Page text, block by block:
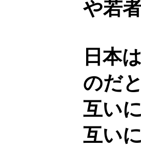
や若
日本
のだ
互い
互い